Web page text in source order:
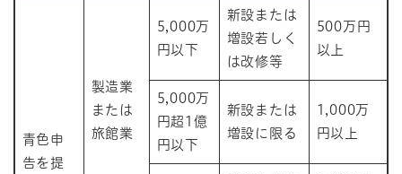
青色申
告を提
製造業
または
旅館業
5,000万
円以下
新設または
増設若しく
は改修等
500万円
以上
5,000万
円超1億
円以下
新設または
増設に限る
1,000万
円以上